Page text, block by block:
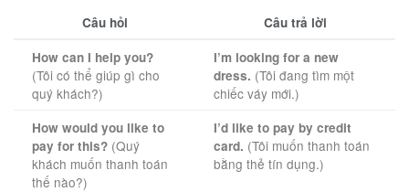
Câu hỏi
Câu trả lời
How can I help you?
(Tôi có thể giúp gì cho
quý khách?)
I’m looking for a new
dress. (Tôi đang tìm một
chiếc váy mới.)
How would you like to
pay for this? (Quý
khách muốn thanh toán
thế nào?)
I’d like to pay by credit
card. (Tôi muốn thanh toán
bằng thẻ tín dụng.)